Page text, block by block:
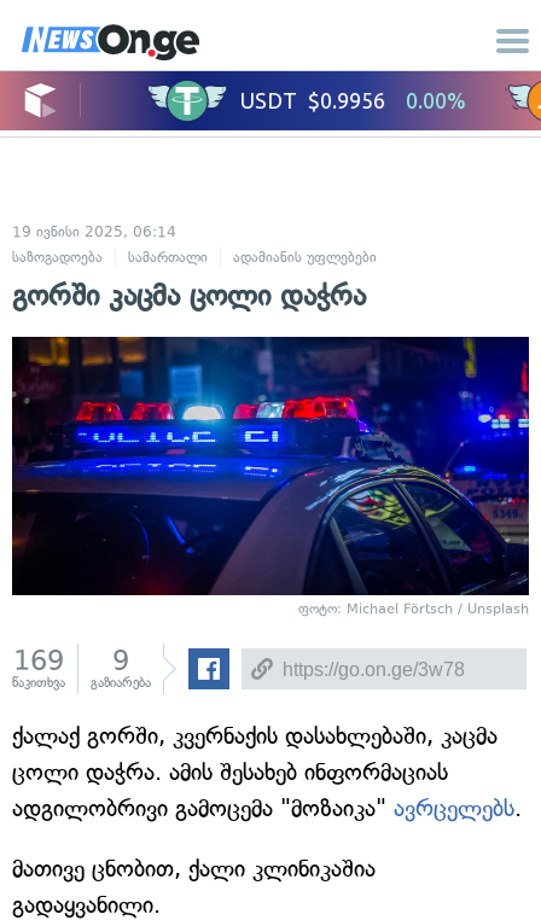
19 ივნისი 2025, 06:14
საზოგადოება
სამართალი ადამიანის უფლებები
გორში კაცმა ცოლი დაჭრა
ფოტო: Michael Förtsch / Unsplash
169
წაკითხვა
9
გაზიარება
ქალაქ გორში, კვერნაქის დასახლებაში, კაცმა
ცოლი დაჭრა. ამის შესახებ ინფორმაციას
ადგილობრივი გამოცემა "მოზაიკა" ავრცელებს.
მათივე ცნობით, ქალი კლინიკაშია
გადაყვანილი.